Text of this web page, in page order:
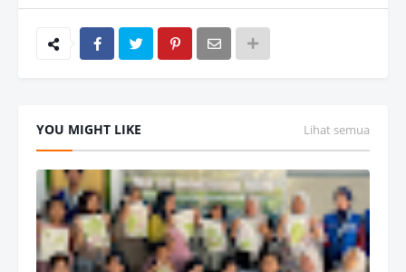
YOU MIGHT LIKE Lihat semua